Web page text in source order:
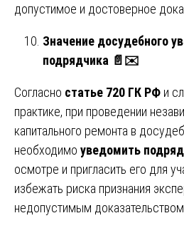
допустимое и достоверное
Значение досудебного
подрядчика 📄✉️
Согласно статье 720 ГК РФ и
практике, при проведении
капитального ремонта в
необходимо уведомить
осмотре и пригласить его для
избежать риска признания
недопустимым доказательством.